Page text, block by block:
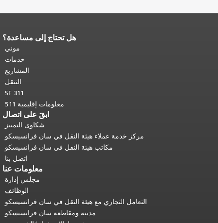
هل تحتاج إلى مساعدة؟
موني
خدمات
المشاريع
التنقل
SF 311
معلومات إقليمية 511
ابقَ على اتصال
شكاوى التمييز
مركز خدمة عملاء هيئة النقل في سان فرانسيسكو
مكاتب هيئة النقل في سان فرانسيسكو
اتصل بنا
معلومات عنا
مجلس إدارة
الوظائف
التعامل التجاري مع هيئة النقل في سان فرانسيسكو
مدينة ومقاطعة سان فرانسيسكو